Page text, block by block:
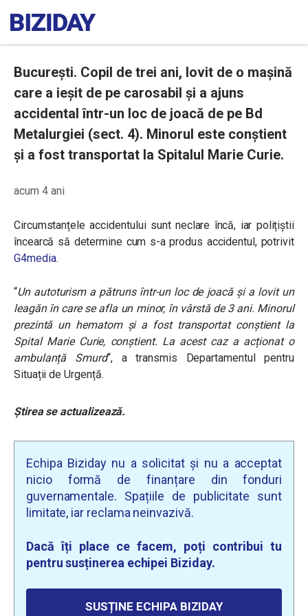
București. Copil de trei ani, lovit de o mașină
care a ieșit de pe carosabil și a ajuns
accidental într-un loc de joacă de pe Bd
Metalurgiei (sect. 4). Minorul este conștient
și a fost transportat la Spitalul Marie Curie.
acum 4 ani
Circumstanțele accidentului sunt neclare încă, iar polițiștii
încearcă să determine cum s-a produs accidentul, potrivit
G4media.
“Un autoturism a pătruns într-un loc de joacă și a lovit un
leagăn în care se afla un minor, în vârstă de 3 ani. Minorul
prezintă un hematom și a fost transportat conștient la
Spital Marie Curie, conștient. La acest caz a acționat o
ambulanță Smurd“, a transmis Departamentul pentru
Situații de Urgență.
Știrea se actualizează.
Echipa Biziday nu a solicitat și nu a acceptat
nicio formă de finanțare din fonduri
guvernamentale. Spațiile de publicitate sunt
limitate, iar reclama neinvazivă.
Dacă îți place ce facem, poți contribui tu
pentru susținerea echipei Biziday.
SUSȚINE ECHIPA BIZIDAY